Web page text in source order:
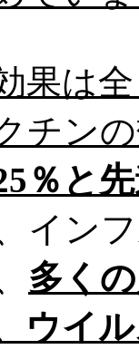
果は
チン
％と
イン
多く
ウイ